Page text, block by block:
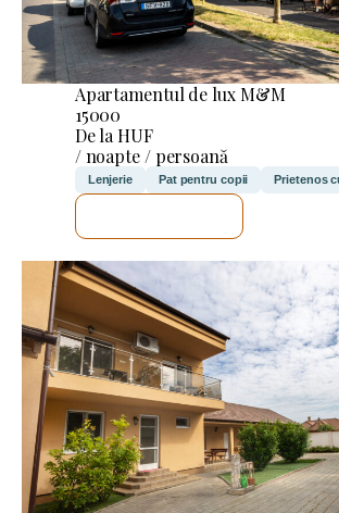
Apartamentul de lux M&M
15000
De la HUF
/ noapte / persoană
Lenjerie Pat pentru copii Prietenos